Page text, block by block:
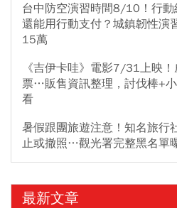
台中防空演習時間8/10！行動
還能用行動支付？城鎮韌性演
15萬
《吉伊卡哇》電影7/31上映
票…販售資訊整理，討伐棒+
看
暑假跟團旅遊注意！知名旅行
止或撤照…觀光署完整黑名單
最新文章